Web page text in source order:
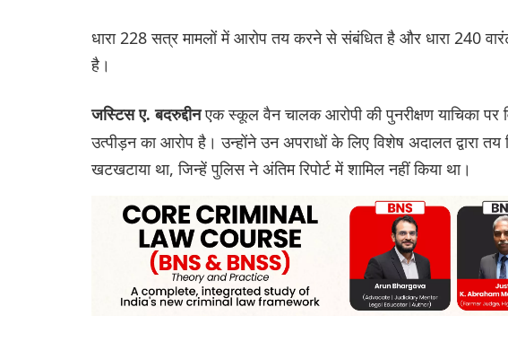
धारा 228 सत्र मामलों में आरोप तय करने से संबंधित है और धारा 240
है।
जस्टिस ए. बदरुद्दीनएक स्कूल वैन चालक आरोपी की पुनरीक्षण याचिका
उत्पीड़न का आरोप है। उन्होंने उन अपराधों के लिए विशेष अदालत द्वारा
खटखटाया था, जिन्हें पुलिस ने अंतिम रिपोर्ट में शामिल नहीं किया था।